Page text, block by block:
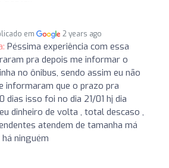
em 2 years ago
Péssima experiência com essa
pra depois me informar o
no ônibus, sendo assim eu não
informaram que o prazo pra
dias isso foi no dia 21/01 hj dia
dinheiro de volta , total descaso ,
atendem de tamanha má
ninguém